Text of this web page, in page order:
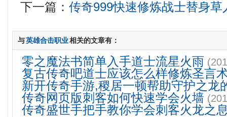
下一篇：传奇999快速修炼战士替身草
与英雄合击职业相关的文章有：
零之魔法书简单入手道士流星火雨
复古传奇吧道士应该怎么样修炼圣言
新开传奇手游,稷居一顿帮助守护之龙
传奇网页版刺客如何快速学会火墙
传奇盛世手把手教你学会刺客火龙之